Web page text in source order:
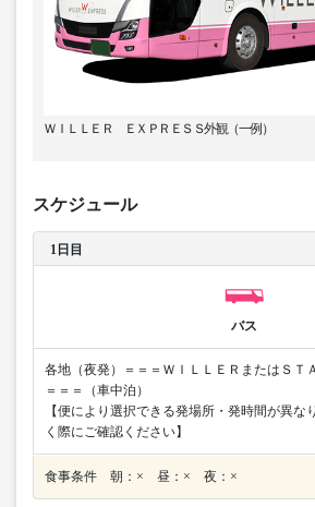
ＷＩＬＬＥＲ ＥＸＰＲＥＳＳ外観（一例）
スケジュール
1日目
バス
各地（夜発）＝＝＝ＷＩＬＬＥＲまたはＳ
＝＝＝（車中泊）
【便により選択できる発場所・発時間が異な
く際にご確認ください】
食事条件 朝：× 昼：× 夜：×